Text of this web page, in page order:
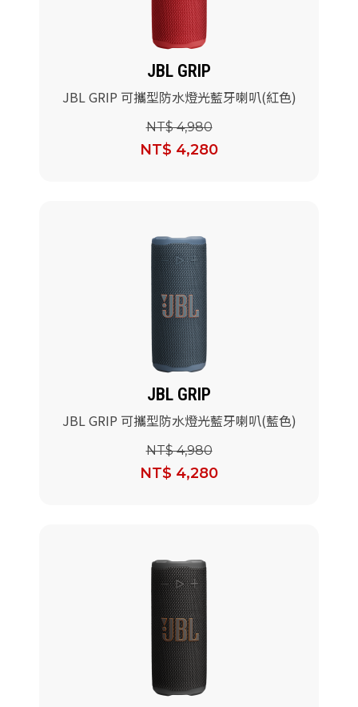
JBL GRIP
JBL GRIP 可攜型防水燈光藍牙喇叭(紅色)
NT$ 4,980
NT$ 4,280
JBL GRIP
JBL GRIP 可攜型防水燈光藍牙喇叭(藍色)
NT$ 4,980
NT$ 4,280